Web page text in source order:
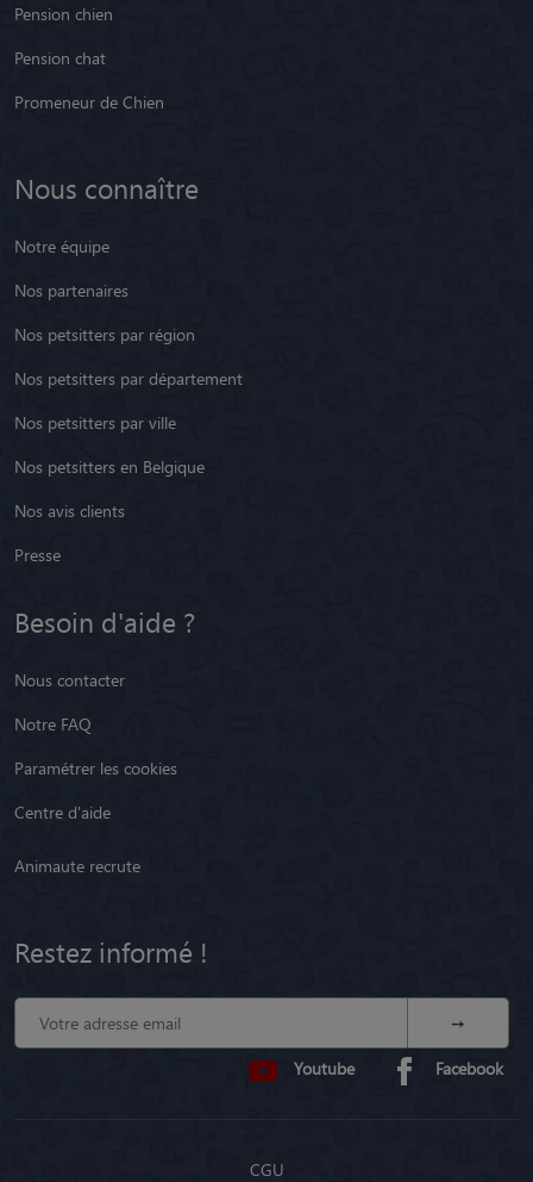
Pension chien
Pension chat
Promeneur de Chien
Nous connaître
Notre équipe
Nos partenaires
Nos petsitters par région
Nos petsitters par département
Nos petsitters par ville
Nos petsitters en Belgique
Nos avis clients
Presse
Besoin d'aide ?
Nous contacter
Notre FAQ
Paramétrer les cookies
Centre d'aide
Animaute recrute
Restez informé !
Youtube Facebook
CGU